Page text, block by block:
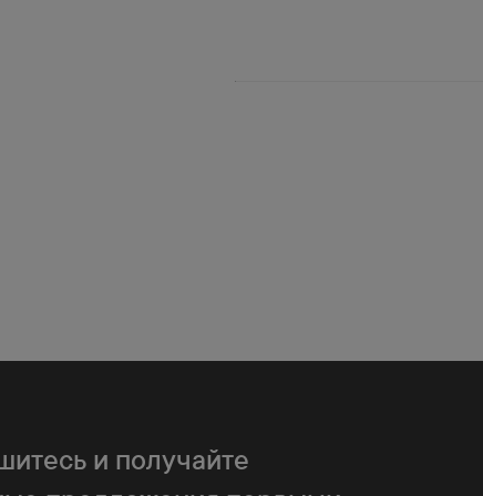
от 100 тыс. руб.
и получайте